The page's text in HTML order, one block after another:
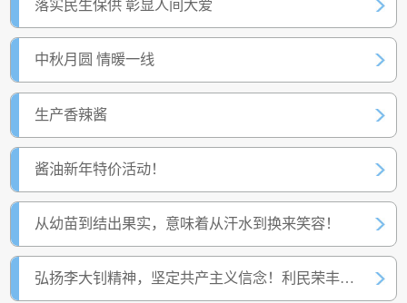
落实民生保供 彰显人间大爱
中秋月圆 情暖一线
生产香辣酱
酱油新年特价活动！
从幼苗到结出果实，意味着从汗水到换来笑容！
弘扬李大钊精神，坚定共产主义信念！利民荣丰党员赴李